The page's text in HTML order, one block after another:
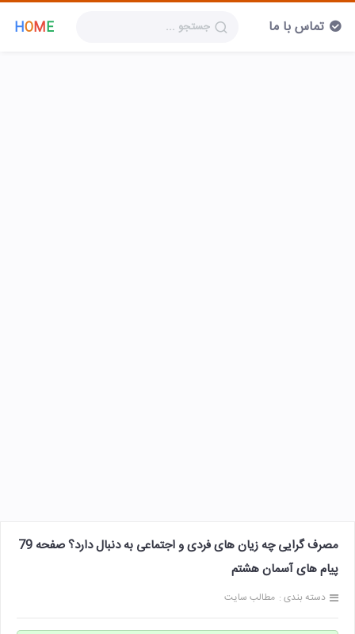
HOME تماس با ما
مصرف گرایی چه زیان های فردی و اجتماعی به دنبال دارد؟ صفحه 79
پیام های آسمان هشتم
دسته بندی : مطالب سایت